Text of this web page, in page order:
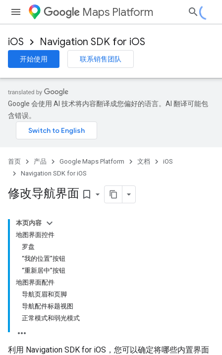
Maps Platform
iOS Navigation SDK for iOS
开始使用 联系销售团队
Google 会使用 AI 技术将内容翻译成您偏好的语言。AI 翻译可能包
含错误。
首页 产品 Google Maps Platform 文档
iOS
Navigation SDK for iOS
修改导航界面 bookmark_border
本页内容
地图界面控件
罗盘
“我的位置”按钮
“重新居中”按钮
地图界面配件
导航页眉和页脚
导航配件标题视图
正常模式和弱光模式
利用 Navigation SDK for iOS，您可以确定将哪些内置界面